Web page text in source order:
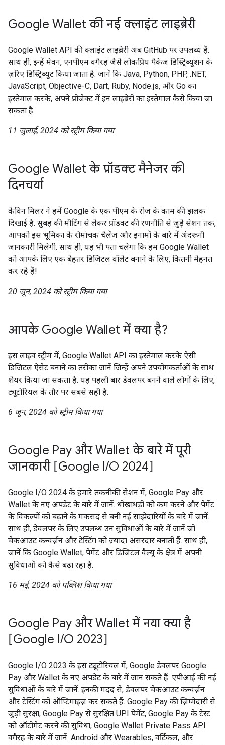
Google Wallet की नई क्लाइंट लाइब्रेरी
Google Wallet API की क्लाइंट लाइब्रेरी अब GitHub पर उपलब्ध हैं.
साथ ही, इन्हें मेवन, एनपीएम वगैरह जैसे लोकप्रिय पैकेज डिस्ट्रिब्यूशन के
ज़रिए डिस्ट्रिब्यूट किया जाता है. जानें कि Java, Python, PHP, .NET,
JavaScript, Objective-C, Dart, Ruby, Node.js, और Go का
इस्तेमाल करके, अपने प्रोजेक्ट में इन लाइब्रेरी का इस्तेमाल कैसे किया जा
सकता है.
11 जुलाई, 2024 को स्ट्रीम किया गया
Google Wallet के प्रॉडक्ट मैनेजर की
दिनचर्या
केविन मिलर ने हमें Google के एक पीएम के रोज़ के काम की झलक
दिखाई है. सुबह की मीटिंग से लेकर प्रॉडक्ट की रणनीति से जुड़े सेशन तक,
आपको इस भूमिका के रोमांचक चैलेंज और इनामों के बारे में अंदरूनी
जानकारी मिलेगी. साथ ही, यह भी पता चलेगा कि हम Google Wallet
को आपके लिए एक बेहतर डिजिटल वॉलेट बनाने के लिए, कितनी मेहनत
कर रहे हैं!
20 जून, 2024 को स्ट्रीम किया गया
आपके Google Wallet में क्या है?
इस लाइव स्ट्रीम में, Google Wallet API का इस्तेमाल करके ऐसी
डिजिटल ऐसेट बनाने का तरीका जानें जिन्हें अपने उपयोगकर्ताओं के साथ
शेयर किया जा सकता है. यह पहली बार डेवलपर बनने वाले लोगों के लिए,
ट्यूटोरियल के तौर पर सबसे सही है.
6 जून, 2024 को स्ट्रीम किया गया
Google Pay और Wallet के बारे में पूरी
जानकारी [Google I/O 2024]
Google I/O 2024 के हमारे तकनीकी सेशन में, Google Pay और
Wallet के नए अपडेट के बारे में जानें. धोखाधड़ी को कम करने और पेमेंट
के विकल्पों को बढ़ाने के मकसद से बनी नई साझेदारियों के बारे में जानें.
साथ ही, डेवलपर के लिए उपलब्ध उन सुविधाओं के बारे में जानें जो
चेकआउट कन्वर्ज़न और टेस्टिंग को ज़्यादा असरदार बनाती हैं. साथ ही,
जानें कि Google Wallet, पेमेंट और डिजिटल वैल्यू के क्षेत्र में अपनी
सुविधाओं को कैसे बढ़ा रहा है.
16 मई, 2024 को पब्लिश किया गया
Google Pay और Wallet में नया क्या है
[Google I/O 2023]
Google I/O 2023 के इस ट्यूटोरियल में, Google डेवलपर Google
Pay और Wallet के नए अपडेट के बारे में जान सकते हैं. एपीआई की नई
सुविधाओं के बारे में जानें. इनकी मदद से, डेवलपर चेकआउट कन्वर्ज़न
और टेस्टिंग को ऑप्टिमाइज़ कर सकते हैं. Google Pay की ज़िम्मेदारी से
जुड़ी सुरक्षा, Google Pay से सुरक्षित UPI पेमेंट, Google Pay के टेस्ट
को ऑटोमेट करने की सुविधा, Google Wallet Private Pass API
वगैरह के बारे में जानें. Android और Wearables, वर्टिकल, और